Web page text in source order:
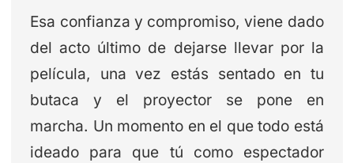
Esa confianza y compromiso, viene dado
del acto último de dejarse llevar por la
película, una vez estás sentado en tu
butaca y el proyector se pone en
marcha. Un momento en el que todo está
ideado para que tú como espectador